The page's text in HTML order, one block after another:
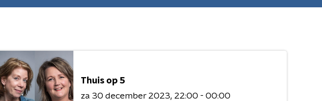
Thuis op 5
za 30 december 2023 22:00 - 00:00